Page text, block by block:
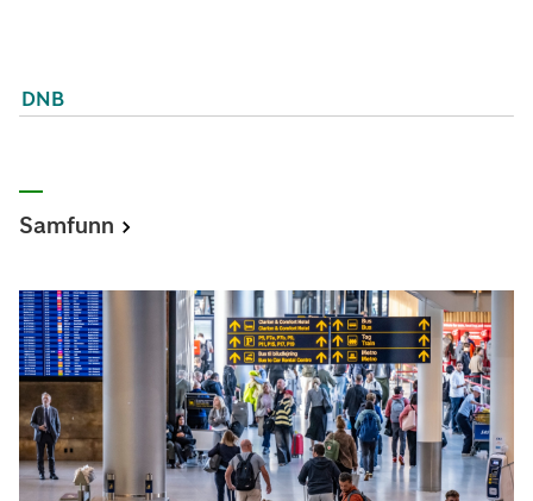
DNB
Samfunn